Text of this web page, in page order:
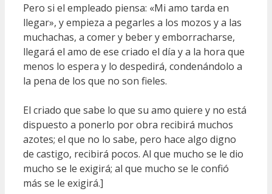
Pero si el empleado piensa: «Mi amo tarda en
llegar», y empieza a pegarles a los mozos y a las
muchachas, a comer y beber y emborracharse,
llegará el amo de ese criado el día y a la hora que
menos lo espera y lo despedirá, condenándolo a
la pena de los que no son fieles.
El criado que sabe lo que su amo quiere y no está
dispuesto a ponerlo por obra recibirá muchos
azotes; el que no lo sabe, pero hace algo digno
de castigo, recibirá pocos. Al que mucho se le dio
mucho se le exigirá; al que mucho se le confió
más se le exigirá.]